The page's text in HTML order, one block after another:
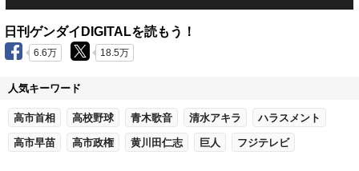
日刊ゲンダイDIGITALを読もう！
6.6万 18.5万
人気キーワード
高市首相 高校野球 青木歌音 清水アキラ ハラスメント
高市早苗 高市政権 黄川田仁志 巨人 フジテレビ